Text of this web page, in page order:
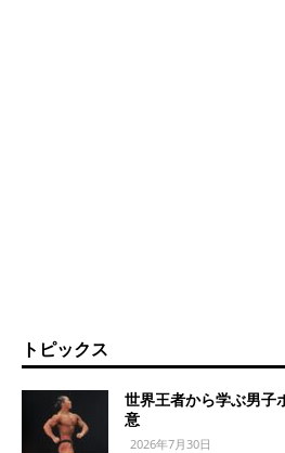
トピックス
世界王者から学ぶ男子
意
2026年7月30日